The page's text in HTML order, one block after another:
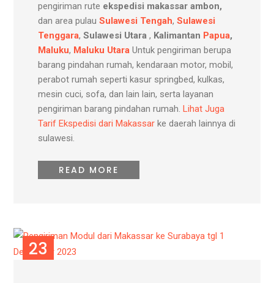
pengiriman rute ekspedisi makassar ambon,
dan area pulauSulawesi Tengah,Sulawesi
Tenggara,Sulawesi Utara , Kalimantan Papua,
Maluku, Maluku Utara Untuk pengiriman berupa
barang pindahan rumah, kendaraan motor, mobil,
perabot rumah seperti kasur springbed, kulkas,
mesin cuci, sofa, dan lain lain, serta layanan
pengiriman barang pindahan rumah.Lihat Juga
Tarif Ekspedisi dari Makassar ke daerah lainnya di
sulawesi.
READ MORE
23